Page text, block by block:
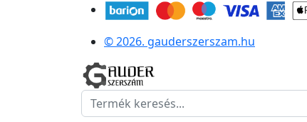
© 2026. gauderszerszam.hu